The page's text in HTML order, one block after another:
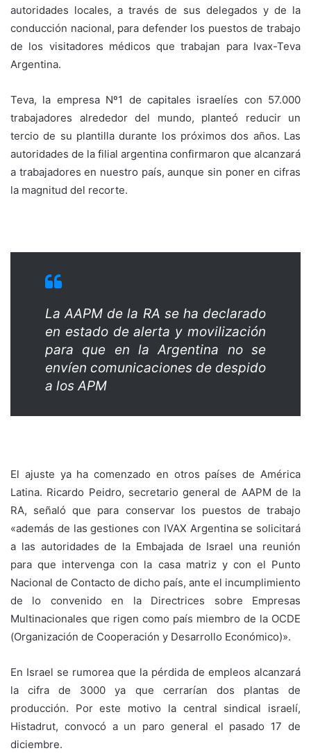
autoridades locales, a través de sus delegados y de la
conducción nacional, para defender los puestos de trabajo
de los visitadores médicos que trabajan para Ivax-Teva
Argentina.
Teva, la empresa Nº1 de capitales israelíes con 57.000
trabajadores alrededor del mundo, planteó reducir un
tercio de su plantilla durante los próximos dos años. Las
autoridades de la filial argentina confirmaron que alcanzará
a trabajadores en nuestro país, aunque sin poner en cifras
la magnitud del recorte.
La AAPM de la RA se ha declarado
en estado de alerta y movilización
para que en la Argentina no se
envíen comunicaciones de despido
a los APM
El ajuste ya ha comenzado en otros países de América
Latina. Ricardo Peidro, secretario general de AAPM de la
RA, señaló que para conservar los puestos de trabajo
«además de las gestiones con IVAX Argentina se solicitará
a las autoridades de la Embajada de Israel una reunión
para que intervenga con la casa matriz y con el Punto
Nacional de Contacto de dicho país, ante el incumplimiento
de lo convenido en la Directrices sobre Empresas
Multinacionales que rigen como país miembro de la OCDE
(Organización de Cooperación y Desarrollo Económico)».
En Israel se rumorea que la pérdida de empleos alcanzará
la cifra de 3000 ya que cerrarían dos plantas de
producción. Por este motivo la central sindical israelí,
Histadrut, convocó a un paro general el pasado 17 de
diciembre.